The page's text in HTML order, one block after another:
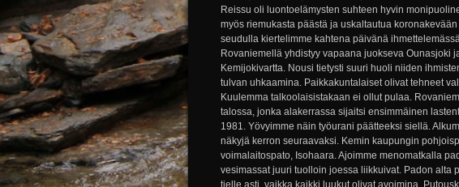
Reissu oli luontoelämysten suhteen hyvin
myös riemukasta päästä ja uskaltautua
seudulla kiertelimme kahtena päivänä
Rovaniemellä yhdistyy vapaana juokseva Ounasjoki
Kemijokivartta. Nousi tietysti suuri huoli niiden
tulvan uhkaamina. Paikkakuntalaiset olivat tehneet
Kuulemma talkoolaisistakaan ei ollut pulaa.
talossa, jonka alakerrassa sijaitsi ensimmäinen
1981. Yövyimme näin työurani päätteeksi siellä.
näkyjä kerron seuraavaksi. Kemin kaupungin
voimalaitospato, Isohaara. Ajoimme menomatkalla
vesimassat juuri tuolloin joessa liikkuivat. Padon alta
tielle asti, vaikka kaikki luukut olivat avoimina.